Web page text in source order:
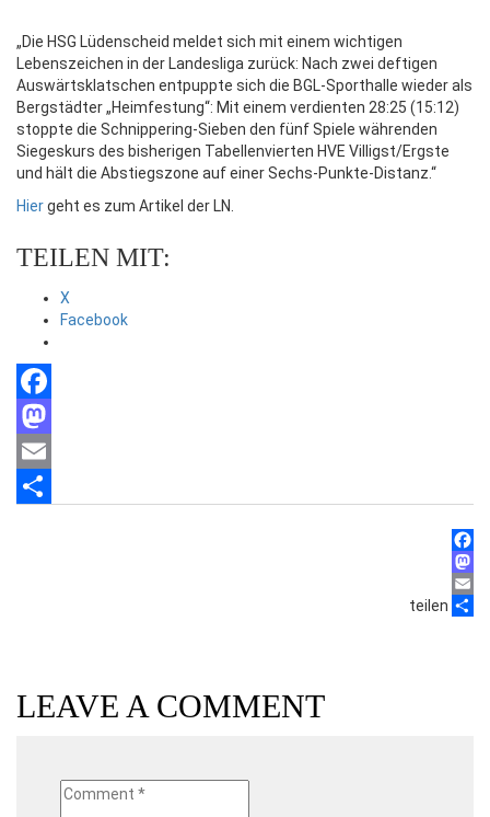
„Die HSG Lüdenscheid meldet sich mit einem wichtigen
Lebenszeichen in der Landesliga zurück: Nach zwei deftigen
Auswärtsklatschen entpuppte sich die BGL-Sporthalle wieder als
Bergstädter „Heimfestung“: Mit einem verdienten 28:25 (15:12)
stoppte die Schnippering-Sieben den fünf Spiele währenden
Siegeskurs des bisherigen Tabellenvierten HVE Villigst/Ergste
und hält die Abstiegszone auf einer Sechs-Punkte-Distanz.“
Hiergeht es zum Artikel der LN.
TEILEN MIT:
X
Facebook
Facebook
Mastodon
Email
teilen Email
LEAVE A COMMENT